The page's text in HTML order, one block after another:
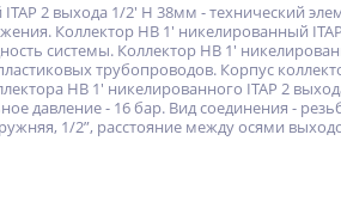
2 выхода 1/2' Н 38мм - технический
Коллектор НВ 1' никелированный
системы. Коллектор НВ 1'
трубопроводов. Корпус
НВ 1' никелированного ITAP 2
давление - 16 бар. Вид соединения -
1/2”, расстояние между осями